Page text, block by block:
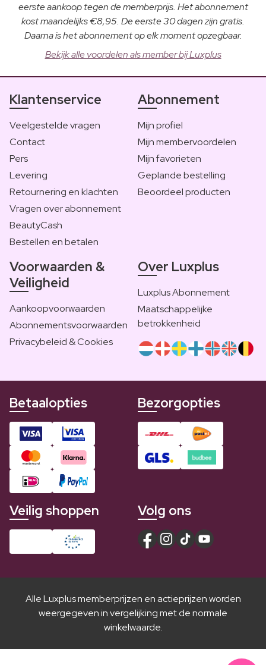
eerste aankoop tegen de memberprijs. Het abonnement
kost maandelijks €8,95. De eerste 30 dagen zijn gratis.
Daarna is het abonnement op elk moment opzegbaar.
Bekijk alle voordelen als member bij Luxplus
Klantenservice
Veelgestelde vragen
Contact
Pers
Levering
Retournering en klachten
Vragen over abonnement
BeautyCash
Bestellen en betalen
Abonnement
Mijn profiel
Mijn membervoordelen
Mijn favorieten
Geplande bestelling
Beoordeel producten
Voorwaarden &
Veiligheid
Aankoopvoorwaarden
Abonnementsvoorwaarden
Privacybeleid & Cookies
Over Luxplus
Luxplus Abonnement
Maatschappelijke
betrokkenheid
Betaalopties Bezorgopties
Veilig shoppen Volg ons
Alle Luxplus memberprijzen en actieprijzen worden
weergegeven in vergelijking met de normale
winkelwaarde.